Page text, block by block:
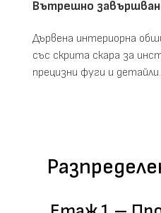
Вътрешно
Дървена интериорна
със скрита скара за
прецизни фуги и детайли.